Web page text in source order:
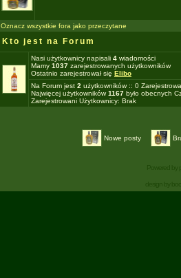
Oznacz wszystkie fora jako przeczytane
Kto jest na Forum
Nasi użytkownicy napisali 4 wiadomości
Mamy 1037 zarejestrowanych użytkowników
Ostatnio zarejestrował się Elibo
Na Forum jest 2 użytkowników :: 0
Najwięcej użytkowników 1167 było obecnych
Zarejestrowani Użytkownicy: Brak
Nowe posty